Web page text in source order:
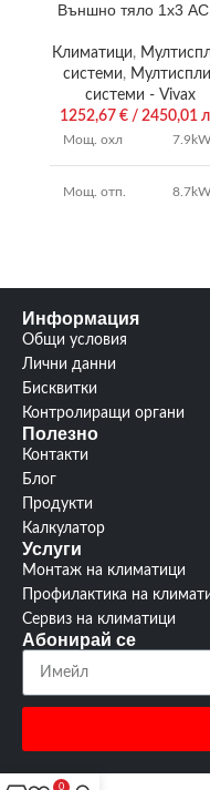
Външно тяло 1х3
Климатици,
системи,
системи - Vivax
1252,67 € / 2450,01
Мощ. охл 7.9kW
Мощ. отп. 8.7kW
Гаранция:
Ръководство:
Информация
Общи условия
Лични данни
Бисквитки
Контролиращи органи
Полезно
Контакти
Блог
Продукти
Калкулатор
Услуги
Монтаж на климатици
Профилактика на
Сервиз на климатици
Абонирай се
0